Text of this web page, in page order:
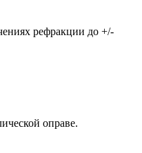
рефракции до +/-
оправе.